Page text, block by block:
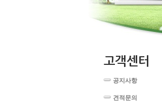
공지사항
견적문의